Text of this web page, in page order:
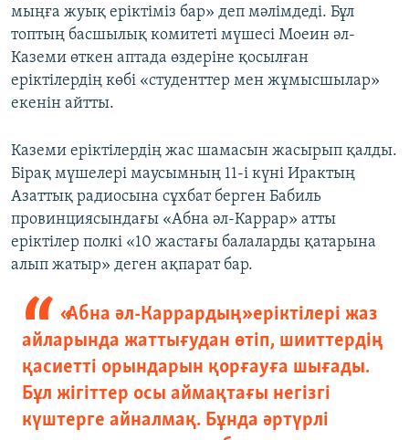
мыңға жуық еріктіміз бар» деп мәлімдеді. Бұл
топтың басшылық комитеті мүшесі Моеин әл-
Каземи өткен аптада өздеріне қосылған
еріктілердің көбі «студенттер мен жұмысшылар»
екенін айтты.
Каземи еріктілердің жас шамасын жасырып қалды.
Бірақ мүшелері маусымның 11-і күні Ирактың
Азаттық радиосына сұхбат берген Бабиль
провинциясындағы «Абна әл-Каррар» атты
еріктілер полкі «10 жастағы балаларды қатарына
алып жатыр» деген ақпарат бар.
«Абна әл-Каррардың» еріктілері жаз
айларында жаттығудан өтіп, шииттердің
қасиетті орындарын қорғауға шығады.
Бұл жігіттер осы аймақтағы негізгі
күштерге айналмақ. Бұнда әртүрлі